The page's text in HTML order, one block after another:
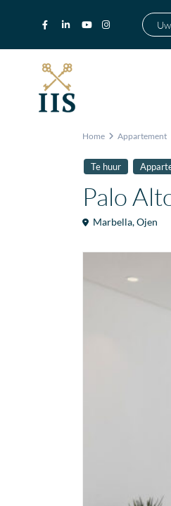
Home Appartement
Te huur
Palo
Marbella,Ojen